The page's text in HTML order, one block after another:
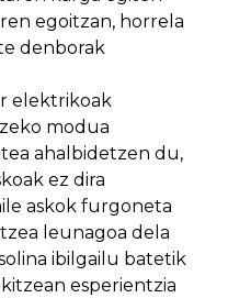
egoitzan, horrela
denborak
elektrikoak
modua
ahalbidetzen du,
ez dira
askok furgoneta
leunagoa dela
ibilgailu batetik
esperientzia